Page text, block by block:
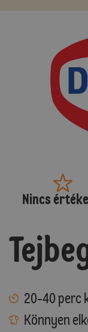
Nincs
20-40 perc
Könnyen